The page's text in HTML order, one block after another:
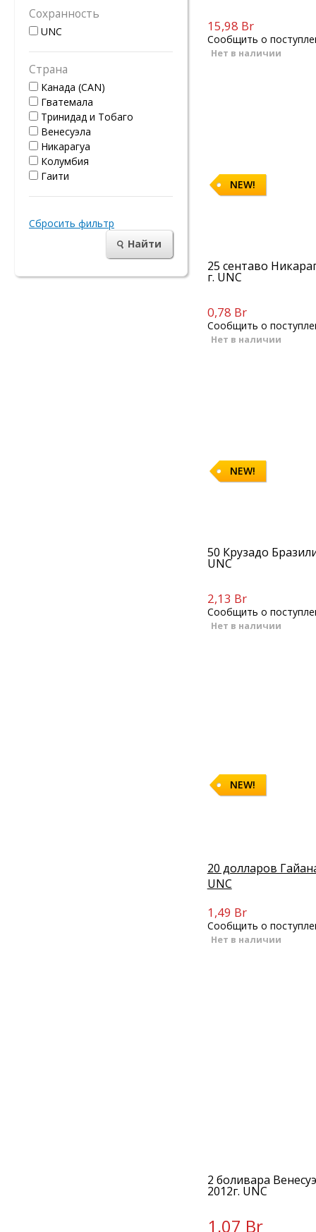
Сохранность
UNC
Страна
Канада (CAN)
Гватемала
Тринидад и Тобаго
Венесуэла
Никарагуа
Колумбия
Гаити
Сбросить фильтр
Найти
15,98 Br
Сообщить о
Нет в наличии
NEW!
25 сентаво
г. UNC
0,78 Br
Сообщить о
Нет в наличии
NEW!
50 Крузадо
UNC
2,13 Br
Сообщить о
Нет в наличии
NEW!
20 долларов
UNC
1,49 Br
Сообщить о
Нет в наличии
2 боливара
2012г. UNC
1,07 Br